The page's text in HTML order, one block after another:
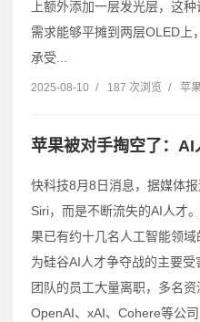
上额外添加一层发光层，这
需求能够平摊到两层OLED上
承受...
2025-08-10 / 187 次浏览 / 苹
苹果被对手掏空了：AI
快科技8月8日消息，据媒体
Siri，而是不断流失的AI人才
果已有约十几名人工智能领
为硅谷AI人才争夺战的主要
团队的员工大量离职，多名资
OpenAI、xAI、Cohere等公